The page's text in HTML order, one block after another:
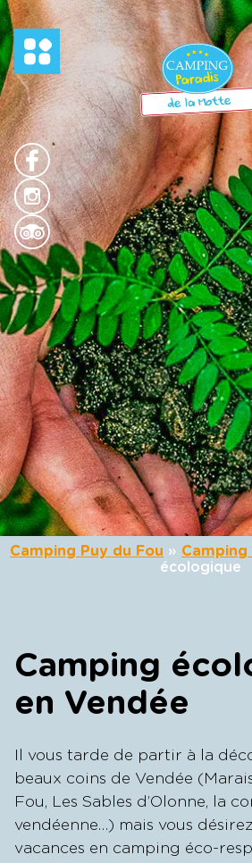
Camping Puy du Fou » Camping
écologique
Camping
en Vendée
Il vous tarde de partir à la
beaux coins de Vendée
Fou, Les Sables d’Olonne, la
vendéenne…) mais vous
vacances en camping éco-